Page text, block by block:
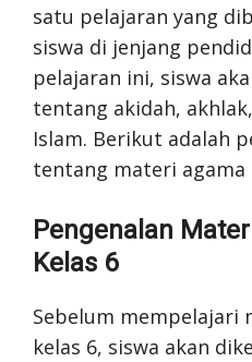
satu pelajaran yang
siswa di jenjang
pelajaran ini, siswa
tentang akidah,
Islam. Berikut adalah
tentang materi agama
Pengenalan
Kelas 6
Sebelum mempelajari
kelas 6, siswa akan